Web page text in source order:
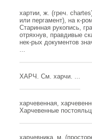
хартии, ж. (греч.
или пергамент), на к-
Старинная рукопись,
отряхнув, правдивые
нек-рых документов
...
ХАРЧ. См. харчи. ...
харчевенная,
Харчевенные
харчевника, м.